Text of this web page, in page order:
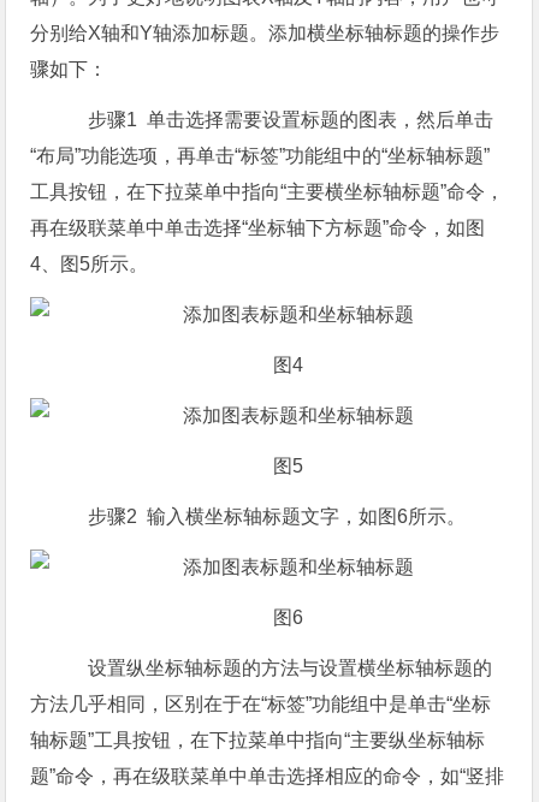
分别给X轴和Y轴添加标题。添加横坐标轴标题的操作步
骤如下：
步骤1 单击选择需要设置标题的图表，然后单击
“布局”功能选项，再单击“标签”功能组中的“坐标轴标题”
工具按钮，在下拉菜单中指向“主要横坐标轴标题”命令，
再在级联菜单中单击选择“坐标轴下方标题”命令，如图
4、图5所示。
图4
图5
步骤2 输入横坐标轴标题文字，如图6所示。
图6
设置纵坐标轴标题的方法与设置横坐标轴标题的
方法几乎相同，区别在于在“标签”功能组中是单击“坐标
轴标题”工具按钮，在下拉菜单中指向“主要纵坐标轴标
题”命令，再在级联菜单中单击选择相应的命令，如“竖排